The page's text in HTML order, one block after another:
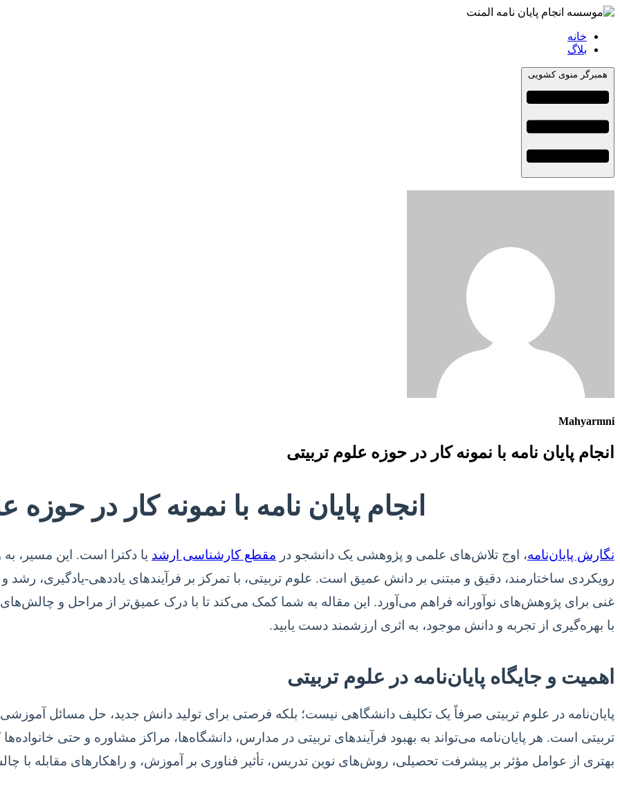
خانه
بلاگ
همبرگر منوی کشویی
Mahyarmni
انجام پایان نامه با نمونه کار در حوزه علوم تربیتی
انجام پایان نامه با نمونه کار در حوزه
نگارش پایان‌نامه، اوج تلاش‌های علمی و پژوهشی یک دانشجو در مقطع کارشناسی ارشد یا دکترا است. این مسیر،
رویکردی ساختارمند، دقیق و مبتنی بر دانش عمیق است. علوم تربیتی، با تمرکز بر فرآیندهای یاددهی-یادگیری،
غنی برای پژوهش‌های نوآورانه فراهم می‌آورد. این مقاله به شما کمک می‌کند تا با درک عمیق‌تر از مراحل و چالش‌های
با بهره‌گیری از تجربه و دانش موجود، به اثری ارزشمند دست یابید.
اهمیت و جایگاه پایان‌نامه در علوم تربیتی
پایان‌نامه در علوم تربیتی صرفاً یک تکلیف دانشگاهی نیست؛ بلکه فرصتی برای تولید دانش جدید، حل مسائل
تربیتی است. هر پایان‌نامه می‌تواند به بهبود فرآیندهای تربیتی در مدارس، دانشگاه‌ها، مراکز مشاوره و حتی
بهتری از عوامل مؤثر بر پیشرفت تحصیلی، روش‌های نوین تدریس، تأثیر فناوری بر آموزش، و راهکارهای مقابله